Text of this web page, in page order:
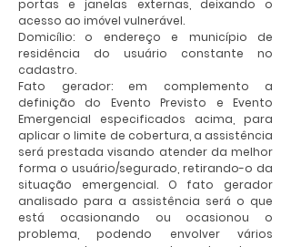
portas e janelas externas, deixando o
acesso ao imóvel vulnerável.
Domicílio: o endereço e município de
residência do usuário constante no
cadastro.
Fato gerador: em complemento a
definição do Evento Previsto e Evento
Emergencial especificados acima, para
aplicar o limite de cobertura, a assistência
será prestada visando atender da melhor
forma o usuário/segurado, retirando-o da
situação emergencial. O fato gerador
analisado para a assistência será o que
está ocasionando ou ocasionou o
problema, podendo envolver vários